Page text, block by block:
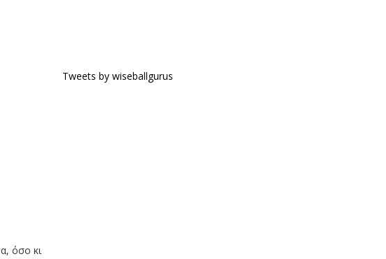
όσο κι
Tweets by wiseballgurus